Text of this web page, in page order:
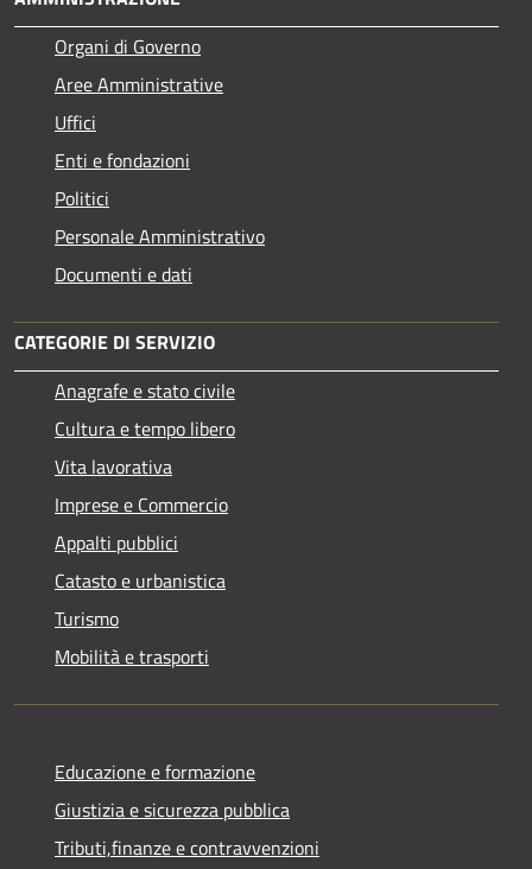
Organi di Governo
Aree Amministrative
Uffici
Enti e fondazioni
Politici
Personale Amministrativo
Documenti e dati
CATEGORIE DI SERVIZIO
Anagrafe e stato civile
Cultura e tempo libero
Vita lavorativa
Imprese e Commercio
Appalti pubblici
Catasto e urbanistica
Turismo
Mobilità e trasporti
Educazione e formazione
Giustizia e sicurezza pubblica
Tributi,finanze e contravvenzioni